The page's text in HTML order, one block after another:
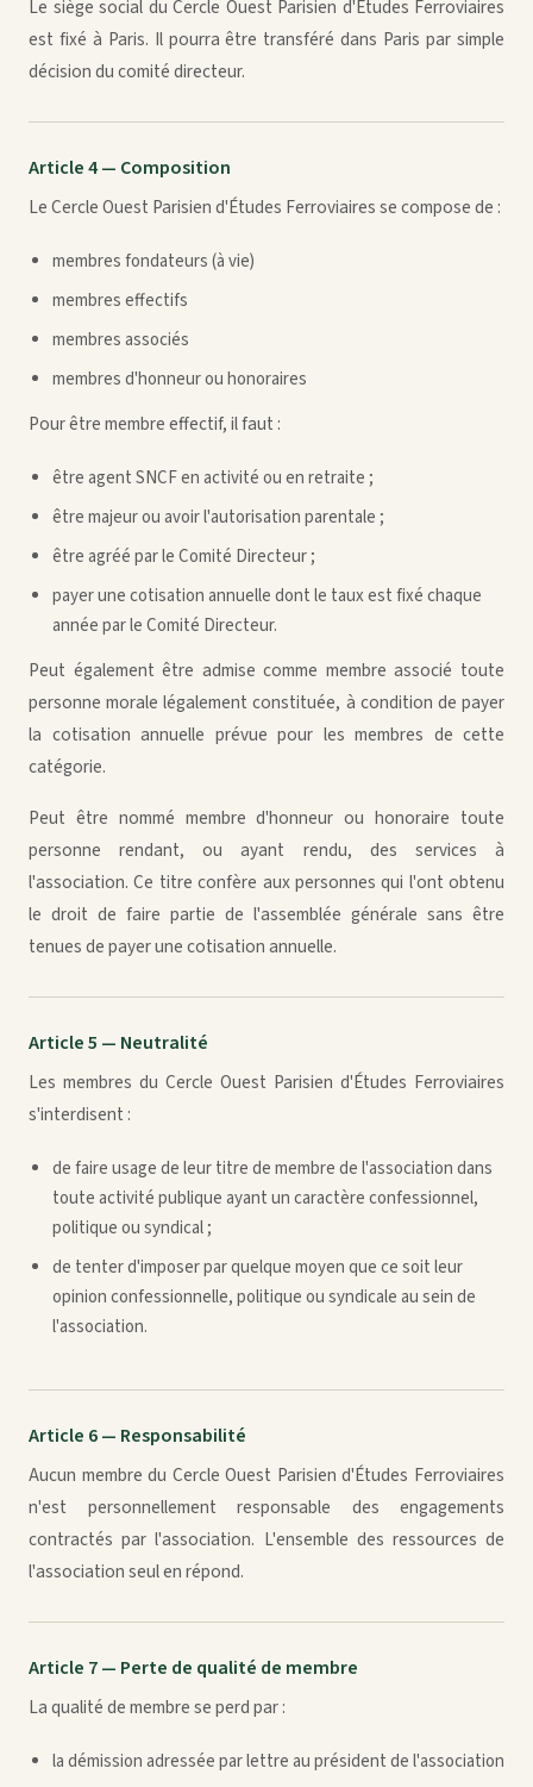
Le siège social du Cercle Ouest Parisien d'Études Ferroviaires
est fixé à Paris. Il pourra être transféré dans Paris par simple
décision du comité directeur.
Article 4 — Composition
Le Cercle Ouest Parisien d'Études Ferroviaires se compose de :
membres fondateurs (à vie)
membres effectifs
membres associés
membres d'honneur ou honoraires
Pour être membre effectif, il faut :
être agent SNCF en activité ou en retraite ;
être majeur ou avoir l'autorisation parentale ;
être agréé par le Comité Directeur ;
payer une cotisation annuelle dont le taux est fixé chaque
année par le Comité Directeur.
Peut également être admise comme membre associé toute
personne morale légalement constituée, à condition de payer
la cotisation annuelle prévue pour les membres de cette
catégorie.
Peut être nommé membre d'honneur ou honoraire toute
personne rendant, ou ayant rendu, des services à
l'association. Ce titre confère aux personnes qui l'ont obtenu
le droit de faire partie de l'assemblée générale sans être
tenues de payer une cotisation annuelle.
Article 5 — Neutralité
Les membres du Cercle Ouest Parisien d'Études Ferroviaires
s'interdisent :
de faire usage de leur titre de membre de l'association dans
toute activité publique ayant un caractère confessionnel,
politique ou syndical ;
de tenter d'imposer par quelque moyen que ce soit leur
opinion confessionnelle, politique ou syndicale au sein de
l'association.
Article 6 — Responsabilité
Aucun membre du Cercle Ouest Parisien d'Études Ferroviaires
n'est personnellement responsable des engagements
contractés par l'association. L'ensemble des ressources de
l'association seul en répond.
Article 7 — Perte de qualité de membre
La qualité de membre se perd par :
la démission adressée par lettre au président de l'association